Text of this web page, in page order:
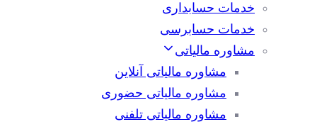
خدمات حسابداری
خدمات حسابرسی
مشاوره مالیاتی
مشاوره مالیاتی آنلاین
مشاوره مالیاتی حضوری
مشاوره مالیاتی تلفنی